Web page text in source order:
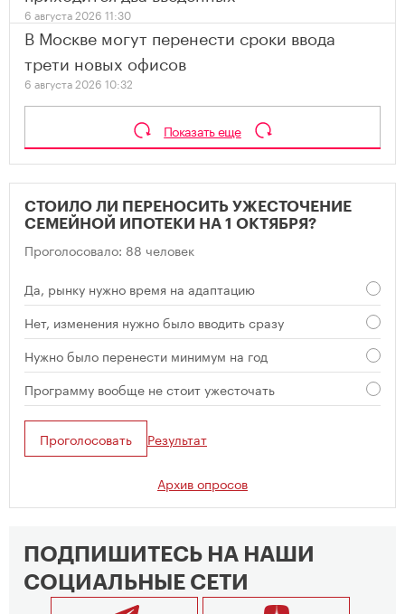
6 августа 2026 11:30
В Москве могут перенести сроки ввода
трети новых офисов
6 августа 2026 10:32
Показать еще
СТОИЛО ЛИ ПЕРЕНОСИТЬ УЖЕСТОЧЕНИЕ
СЕМЕЙНОЙ ИПОТЕКИ НА 1 ОКТЯБРЯ?
Проголосовало: 88 человек
Да, рынку нужно время на адаптацию
Нет, изменения нужно было вводить сразу
Нужно было перенести минимум на год
Программу вообще не стоит ужесточать
Проголосовать Результат
Архив опросов
ПОДПИШИТЕСЬ НА НАШИ
СОЦИАЛЬНЫЕ СЕТИ